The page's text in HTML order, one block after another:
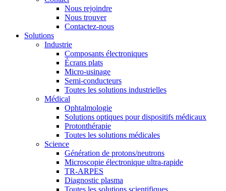
Nous rejoindre
Nous trouver
Contactez-nous
Solutions
Industrie
Composants électroniques
Écrans plats
Micro-usinage
Semi-conducteurs
Toutes les solutions industrielles
Médical
Ophtalmologie
Solutions optiques pour dispositifs médicaux
Protonthérapie
Toutes les solutions médicales
Science
Génération de protons/neutrons
Microscopie électronique ultra-rapide
TR-ARPES
Diagnostic plasma
Toutes les solutions scientifiques